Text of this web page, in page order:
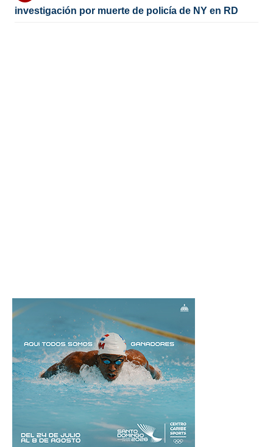
investigación por muerte de policía de NY en RD